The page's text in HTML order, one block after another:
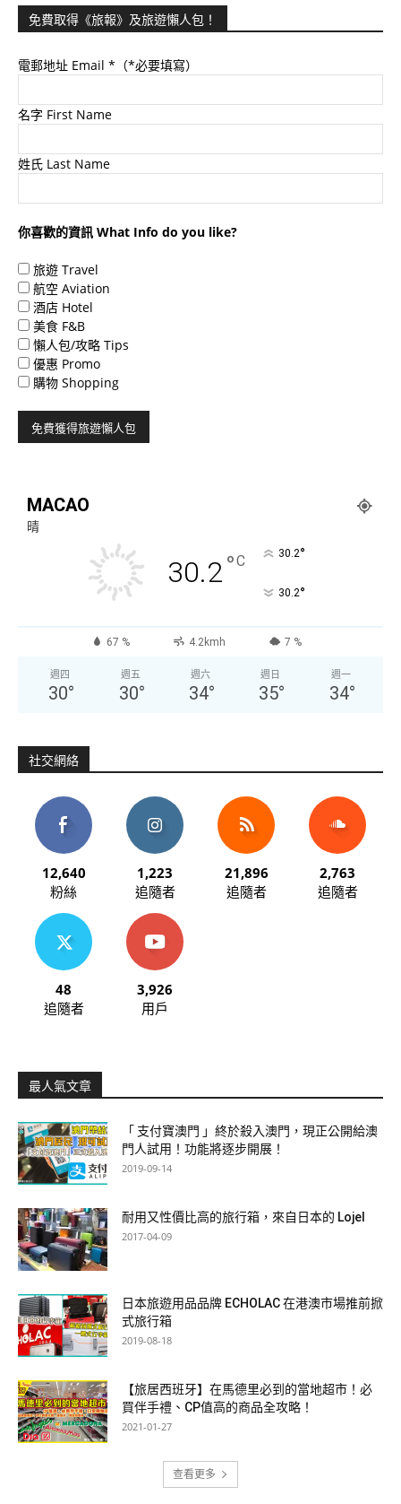
免費取得《旅報》及旅遊懶人包！
電郵地址 Email *（*必要填寫）
名字 First Name
姓氏 Last Name
你喜歡的資訊 What Info do you like?
旅遊 Travel
航空 Aviation
酒店 Hotel
美食 F&B
懶人包/攻略 Tips
優惠 Promo
購物 Shopping
MACAO
晴
30.2°C 30.2°
30.2°
67 % 4.2kmh 7 %
週四
30°
週五
30°
週六
34°
週日
35°
週一
34°
社交網絡
12,640
粉絲
1,223
追隨者
21,896
追隨者
2,763
追隨者
48
追隨者
3,926
用戶
最人氣文章
「 支付寶澳門 」終於殺入澳門，現正公開給澳
門人試用！功能將逐步開展！
2019-09-14
耐用又性價比高的旅行箱，來自日本的 Lojel
2017-04-09
日本旅遊用品品牌 ECHOLAC 在港澳市場推前掀
式旅行箱
2019-08-18
【旅居西班牙】在馬德里必到的當地超市！必
買伴手禮、CP值高的商品全攻略！
2021-01-27
查看更多